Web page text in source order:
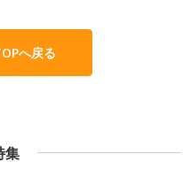
へ戻る
集